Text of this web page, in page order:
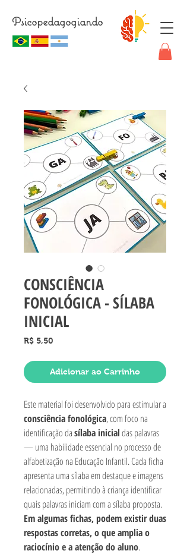
Psicopedagogiando
CONSCIÊNCIA
FONOLÓGICA - SÍLABA
INICIAL
R$ 5,50
Adicionar ao Carrinho
Este material foi desenvolvido para estimular a
consciência fonológica, com foco na
identificação dasílaba inicialdas palavras
— uma habilidade essencial no processo de
alfabetização na Educação Infantil. Cada ficha
apresenta uma sílaba em destaque e imagens
relacionadas, permitindo à criança identificar
quais palavras iniciam com a sílaba proposta.
Em algumas fichas, podem existir duas
respostas corretas, o que amplia o
raciocínio e a atenção do aluno.